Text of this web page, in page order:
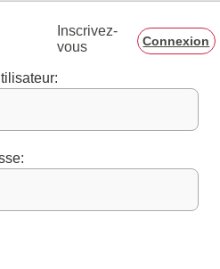
Inscrivez-
vous
Connexion